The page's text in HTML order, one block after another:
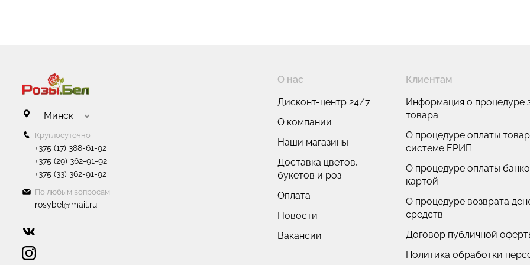
Минск
Круглосуточно
+375 (17) 388-61-92
+375 (29) 362-91-92
+375 (33) 362-91-92
По любым вопросам
rosybel@mail.ru
О нас
Дисконт-центр 24/7
О компании
Наши магазины
Доставка цветов,
букетов и роз
Оплата
Новости
Вакансии
Клиентам
Информация о процедуре
товара
О процедуре оплаты
системе ЕРИП
О процедуре оплаты
картой
О процедуре возврата
средств
Договор публичной
Политика обработки